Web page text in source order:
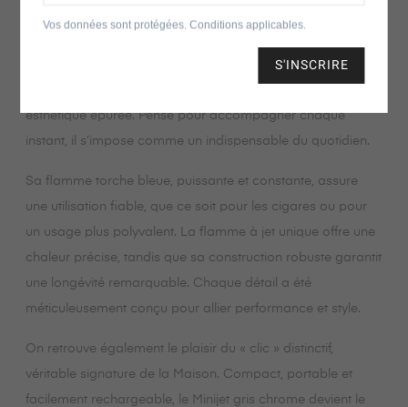
version gris chrome, il incarne une sophistication
esthétique épurée. Pensé pour accompagner chaque
instant, il s’impose comme un indispensable du quotidien.
Sa flamme torche bleue, puissante et constante, assure
une utilisation fiable, que ce soit pour les cigares ou pour
un usage plus polyvalent. La flamme à jet unique offre une
chaleur précise, tandis que sa construction robuste garantit
une longévité remarquable. Chaque détail a été
méticuleusement conçu pour allier performance et style.
On retrouve également le plaisir du « clic » distinctif,
véritable signature de la Maison. Compact, portable et
facilement rechargeable, le Minijet gris chrome devient le
Vos données sont protégées. Conditions applicables.
S'INSCRIRE